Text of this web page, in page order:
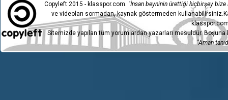
Copyleft 2015 - klasspor.com. "İnsan beyninin ürettiği hiçbirşey bize
ve videoları sormadan, kaynak göstermeden
Sitemizde yapılan tüm yorumlardan yazarları mesuldür.
"Aman